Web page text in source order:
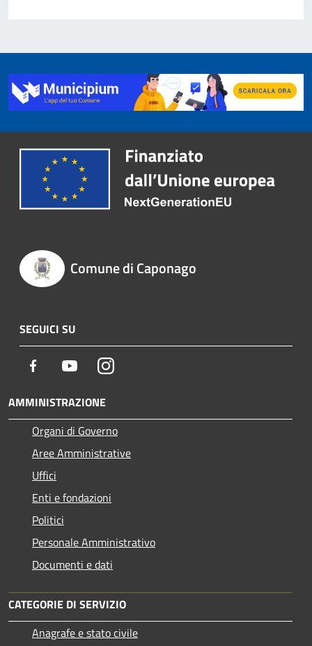
Comune di Caponago
SEGUICI SU
Facebook YoutubeInstagram
AMMINISTRAZIONE
Organi di Governo
Aree Amministrative
Uffici
Enti e fondazioni
Politici
Personale Amministrativo
Documenti e dati
CATEGORIE DI SERVIZIO
Anagrafe e stato civile